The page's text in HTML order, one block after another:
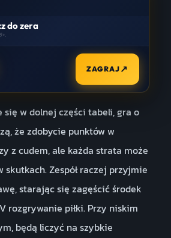
do zera
ZAGRAJ ↗
się w dolnej części tabeli, gra o
że zdobycie punktów w
z cudem, ale każda strata może
skutkach. Zespół raczej przyjmie
starając się zagęścić środek
rozgrywanie piłki. Przy niskim
będą liczyć na szybkie